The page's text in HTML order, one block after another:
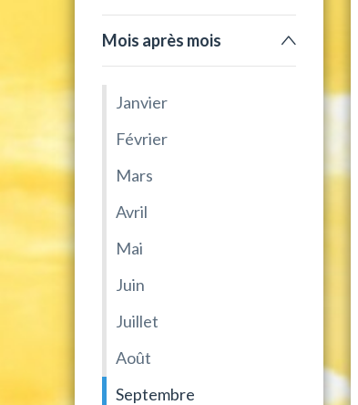
Mois après mois
Janvier
Février
Mars
Avril
Mai
Juin
Juillet
Août
Septembre